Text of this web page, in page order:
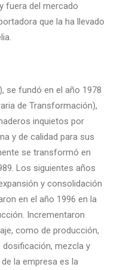
fuera del mercado
que la ha llevado
se fundó en el año 1978
de Transformación),
inquietos por
y de calidad para sus
se transformó en
Los siguientes años
y consolidación
en el año 1996 en la
Incrementaron
como de producción,
mezcla y
la empresa es la